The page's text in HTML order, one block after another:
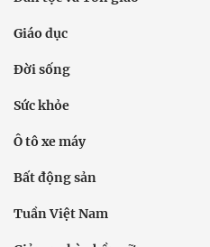
Thời sự